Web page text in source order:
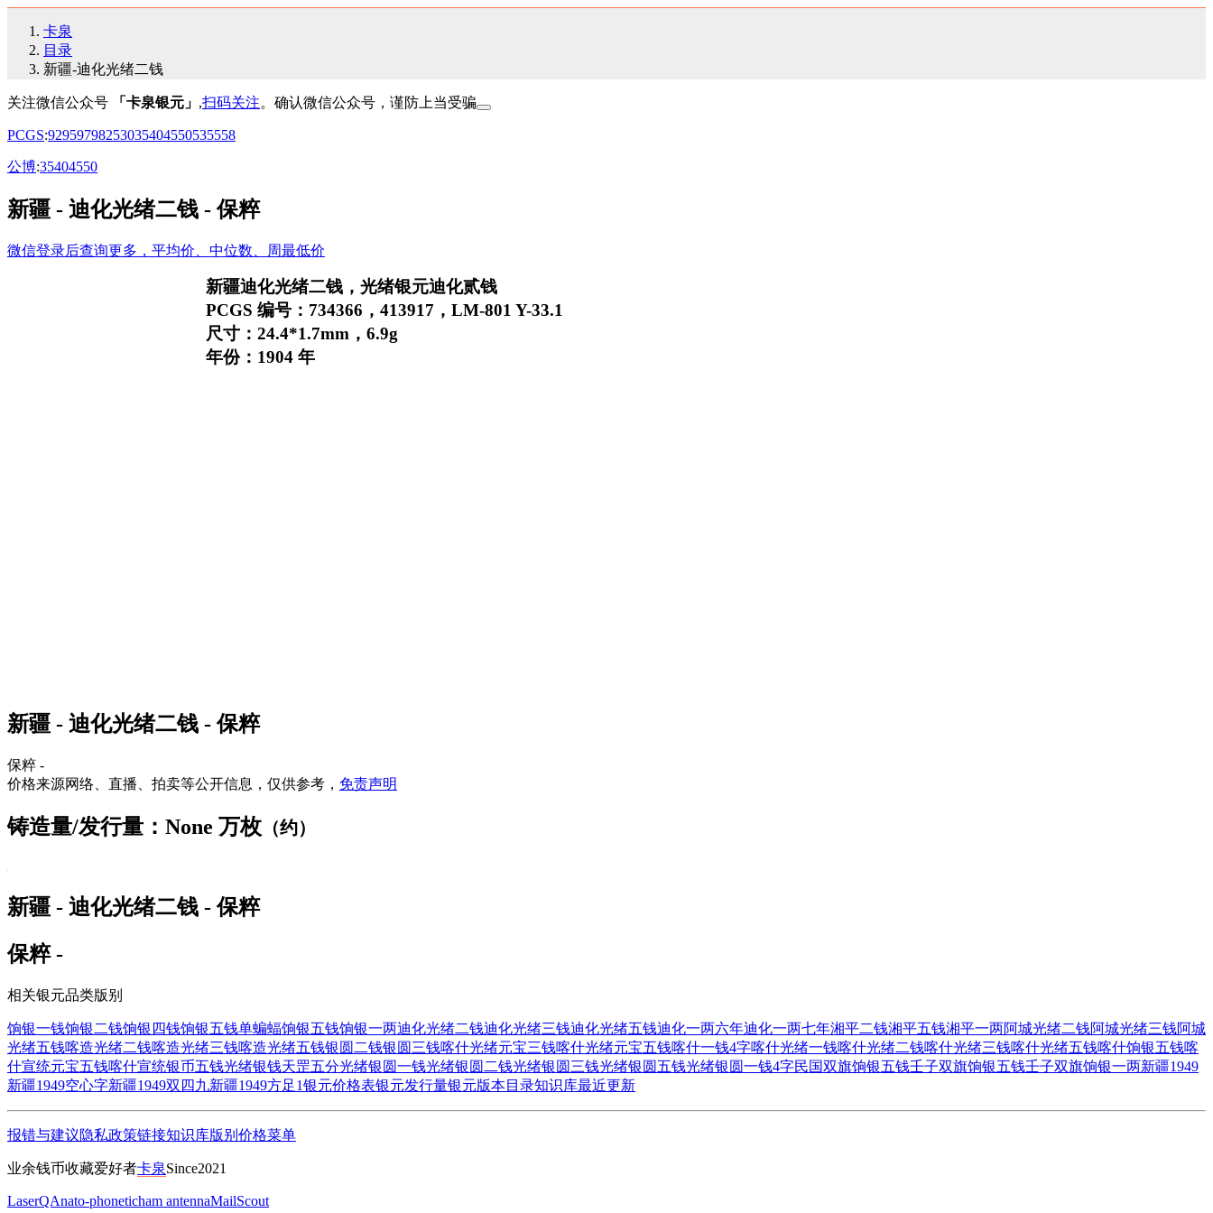
卡泉
目录
新疆-迪化光绪二钱
关注微信公众号 「卡泉银元」 ,扫码关注。确认微信公众号，谨防上当受骗
PCGS:92959798253035404550535558
公博:35404550
新疆 - 迪化光绪二钱 - 保粹
微信登录后查询更多，平均价、中位数、周最低价
新疆迪化光绪二钱，光绪银元迪化贰钱
PCGS 编号：734366，413917，LM-801 Y-33.1
尺寸：24.4*1.7mm，6.9g
年份：1904 年
新疆 - 迪化光绪二钱 - 保粹
保粹 -
价格来源网络、直播、拍卖等公开信息，仅供参考， 免责声明
铸造量/发行量：None 万枚 （约）
新疆 - 迪化光绪二钱 - 保粹
保粹 -
相关银元品类版别
饷银一钱饷银二钱饷银四钱饷银五钱单蝙蝠饷银五钱饷银一两迪化光绪二钱迪化光绪三钱迪化光绪五钱迪化一两六年迪化一两七年湘平二钱湘平五钱湘平一两阿城光绪二钱阿城光绪三钱阿城
光绪五钱喀造光绪二钱喀造光绪三钱喀造光绪五钱银圆二钱银圆三钱喀什光绪元宝三钱喀什光绪元宝五钱喀什一钱4字喀什光绪一钱喀什光绪二钱喀什光绪三钱喀什光绪五钱喀什饷银五钱喀
什宣统元宝五钱喀什宣统银币五钱光绪银钱天罡五分光绪银圆一钱光绪银圆二钱光绪银圆三钱光绪银圆五钱光绪银圆一钱4字民国双旗饷银五钱壬子双旗饷银五钱壬子双旗饷银一两新疆1949
新疆1949空心字新疆1949双四九新疆1949方足1银元价格表银元发行量银元版本目录知识库最近更新
报错与建议隐私政策链接知识库版别 价格菜单
业余钱币收藏爱好者卡泉Since2021
LaserQAnato-phoneticham antennaMailScout